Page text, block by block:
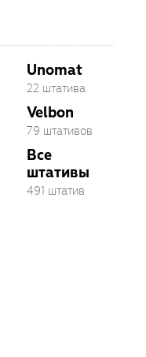
Unomat
22 штатива
Velbon
79 штативов
Все
штативы
491 штатив